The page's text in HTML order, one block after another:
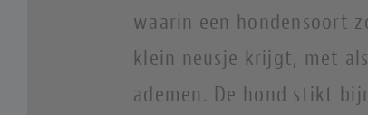
waarin een hondensoort
klein neusje krijgt, met
ademen. De hond stikt